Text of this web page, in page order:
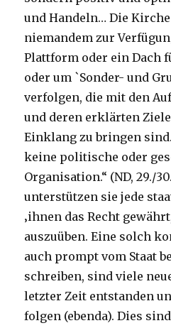
und Handeln… Die
niemandem zur
Plattform oder ein Dach
oder um `Sonder- und
verfolgen, die mit den
und deren erklärten
Einklang zu bringen
keine politische oder
Organisation.“ (ND, 29./
unterstützen sie jede
‚ihnen das Recht
auszuüben. Eine solch
auch prompt vom Staat
schreiben, sind viele
letzter Zeit entstanden
folgen (ebenda). Dies